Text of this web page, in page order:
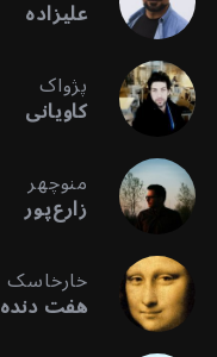
علیزاده
پژواک
کاویانی
منوچهر
زارع‌پور
خارخاسک
هفت دنده